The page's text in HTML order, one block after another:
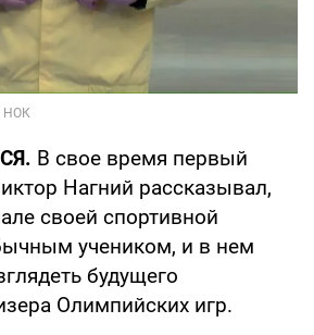
В свое время первый
Нагний рассказывал,
своей спортивной
учеником, и в нем
будущего
Олимпийских игр.